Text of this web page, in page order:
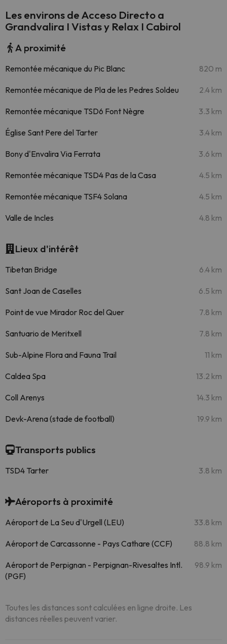
Les environs de Acceso Directo a
Grandvalira I Vistas y Relax I Cabirol
A proximité
Remontée mécanique du Pic Blanc 820 m
Remontée mécanique de Pla de les Pedres Soldeu 2.4 km
Remontée mécanique TSD6 Font Nègre 3.3 km
Église Sant Pere del Tarter 3.4 km
Bony d'Envalira Via Ferrata 3.6 km
Remontée mécanique TSD4 Pas de la Casa 4.5 km
Remontée mécanique TSF4 Solana 4.5 km
Valle de Incles 4.8 km
Lieux d'intérêt
Tibetan Bridge 6.4 km
Sant Joan de Caselles 6.5 km
Point de vue Mirador Roc del Quer 7.8 km
Santuario de Meritxell 7.8 km
Sub-Alpine Flora and Fauna Trail 11 km
Caldea Spa 13.2 km
Coll Arenys 14.3 km
Devk-Arena (stade de football) 19.9 km
Transports publics
TSD4 Tarter 3.8 km
Aéroports à proximité
Aéroport de La Seu d'Urgell (LEU) 33.8 km
Aéroport de Carcassonne - Pays Cathare (CCF) 88.8 km
Aéroport de Perpignan - Perpignan-Rivesaltes Intl.
(PGF)
98.9 km
Toutes les distances sont calculées en ligne droite. Les
distances réelles peuvent varier.